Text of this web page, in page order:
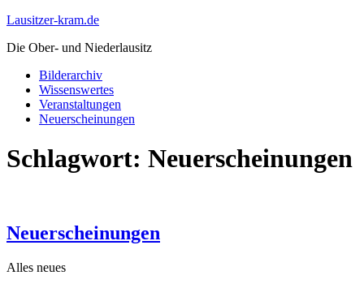
Lausitzer-kram.de
Die Ober- und Niederlausitz
Bilderarchiv
Wissenswertes
Veranstaltungen
Neuerscheinungen
Schlagwort: Neuerscheinungen
Neuerscheinungen
Alles neues